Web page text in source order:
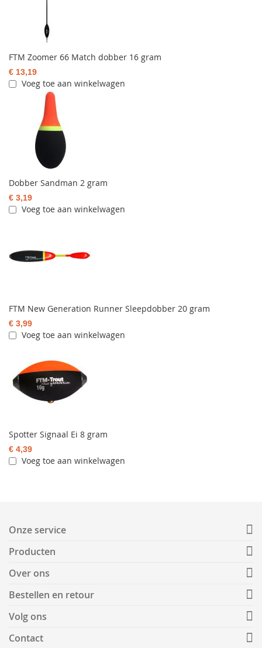
FTM Zoomer 66 Match dobber 16 gram
€ 13,19
Voeg toe aan winkelwagen
Dobber Sandman 2 gram
€ 3,19
Voeg toe aan winkelwagen
FTM New Generation Runner Sleepdobber 20 gram
€ 3,99
Voeg toe aan winkelwagen
Spotter Signaal Ei 8 gram
€ 4,39
Voeg toe aan winkelwagen
Onze service
Producten
Over ons
Bestellen en retour
Volg ons
Contact